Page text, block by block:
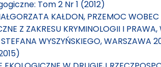
Tom 2 Nr 1 (2012)
KAŁDON, PRZEMOC
Z ZAKRESU KRYMINOLOGII I
WYSZYŃSKIEGO, WARSZAWA